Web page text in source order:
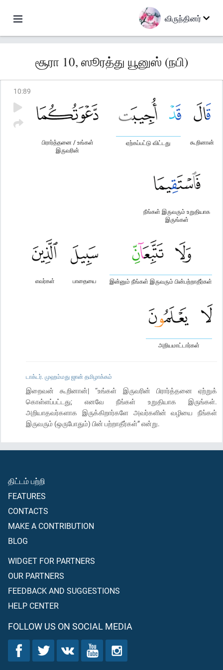
விருந்தினர்
சூரா 10, ஸூரத்து யூனுஸ் (நபி)
10:89
கூறினான்
ஏற்கப்பட்டு விட்டது
பிரார்த்தனை / உங்கள்
இருவரின்
நீங்கள் இருவரும் உறுதியாக
இருங்கள்
இன்னும் நீங்கள் இருவரும் பின்பற்றாதீர்கள்
பாதையை
எவர்கள்
அறியமாட்டார்கள்
டாக்டர். முஹம்மது ஜான் தமிழாக்கம்
இறைவன் கூறினான்| “உங்கள் இருவரின் பிரார்த்தனை ஏற்றுக்
கொள்ளப்பட்டது; எனவே நீங்கள் உறுதியாக இருங்கள்.
அறியாதவர்களாக இருக்கிறார்களே அவர்களின் வழியை நீங்கள்
இருவரும் (ஒருபோதும்) பின் பற்றாதீர்கள்” என்று.
திட்டம் பற்றி
FEATURES
CONTACTS
MAKE A CONTRIBUTION
BLOG
WIDGET FOR PARTNERS
OUR PARTNERS
FEEDBACK AND SUGGESTIONS
HELP CENTER
FOLLOW US ON SOCIAL MEDIA